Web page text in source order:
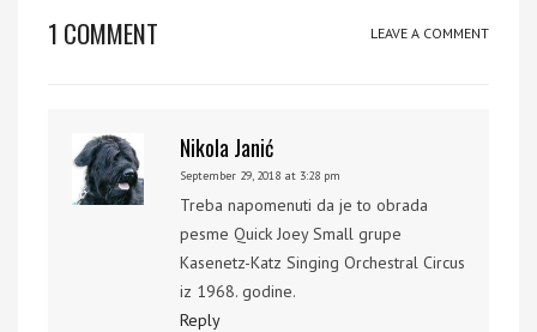
1 COMMENT LEAVE A COMMENT
Nikola Janić
September 29, 2018 at 3:28 pm
Treba napomenuti da je to obrada
pesme Quick Joey Small grupe
Kasenetz-Katz Singing Orchestral Circus
iz 1968. godine.
Reply